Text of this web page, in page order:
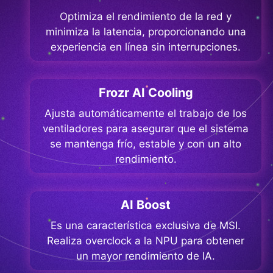
Optimiza el rendimiento de la red y
minimiza la latencia, proporcionando una
experiencia en línea sin interrupciones.
Frozr AI Cooling
Ajusta automáticamente el trabajo de los
ventiladores para asegurar que el sistema
se mantenga frío, estable y con un alto
rendimiento.
AI Boost
Es una característica exclusiva de MSI.
Realiza overclock a la NPU para obtener
un mayor rendimiento de IA.